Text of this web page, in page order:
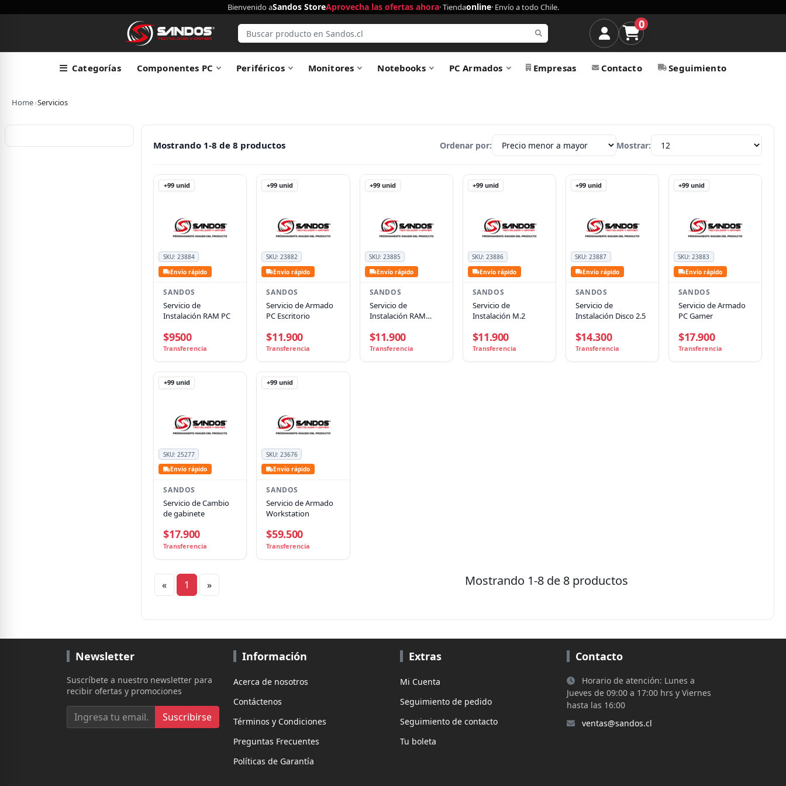
Bienvenido aSandos StoreAprovecha las ofertas ahora· Tiendaonline· Envío a todo Chile.
0
Categorías Componentes PC Periféricos Monitores Notebooks PC Armados Empresas Contacto Seguimiento
Home›Servicios
Mostrando 1-8 de 8 productos Ordenar por: Mostrar:
Envío rápido
SKU: 23884
+99unid
SANDOS
Servicio de
Instalación RAM PC
$9500
Transferencia
Envío rápido
SKU: 23882
+99unid
SANDOS
Servicio de Armado
PC Escritorio
$11.900
Transferencia
Envío rápido
SKU: 23885
+99unid
SANDOS
Servicio de
Instalación RAM
$11.900
Transferencia
Envío rápido
SKU:23886
+99unid
SANDOS
Servicio de
Instalación M.2
$11.900
Transferencia
Envío rápido
SKU:23887
+99unid
SANDOS
Servicio de
Instalación Disco 2.5
$14.300
Transferencia
Envío rápido
SKU:23883
+99 unid
SANDOS
Servicio de Armado
PC Gamer
$17.900
Transferencia
Envío rápido
SKU: 25277
+99unid
SANDOS
Servicio de Cambio
de gabinete
$17.900
Transferencia
Envío rápido
SKU: 23676
+99unid
SANDOS
Servicio de Armado
Workstation
$59.500
Transferencia
« 1 » Mostrando 1-8 de 8 productos
Newsletter
Suscríbete a nuestro newsletter para
recibir ofertas y promociones
Suscribirse
Información
Acerca de nosotros
Contáctenos
Términos y Condiciones
Preguntas Frecuentes
Políticas de Garantía
Extras
Mi Cuenta
Seguimiento de pedido
Seguimiento de contacto
Tu boleta
Contacto
Horario de atención: Lunes a
Jueves de 09:00 a 17:00 hrs y Viernes
hasta las 16:00
ventas@sandos.cl